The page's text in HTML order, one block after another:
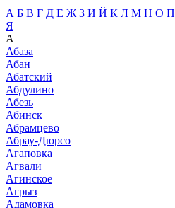
А Б В Г Д Е Ж З И Й К Л М Н О П
Я
А
Абаза
Абан
Абатский
Абдулино
Абезь
Абинск
Абрамцево
Абрау-Дюрсо
Агаповка
Агвали
Агинское
Агрыз
Адамовка